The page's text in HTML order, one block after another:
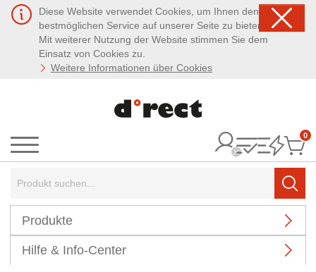
Diese Website verwendet Cookies, um Ihnen den
bestmöglichen Service auf unserer Seite zu bieten.
Mit weiterer Nutzung der Website stimmen Sie dem
Einsatz von Cookies zu.
Weitere Informationen über Cookies
Menü
0
Produkte
Hilfe & Info-Center